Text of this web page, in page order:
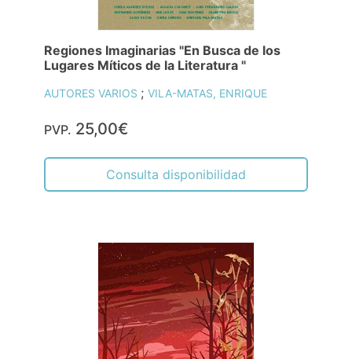
Regiones Imaginarias "En Busca de los
Lugares Míticos de la Literatura "
AUTORES VARIOS ; VILA-MATAS, ENRIQUE
PVP. 25,00€
Consulta disponibilidad